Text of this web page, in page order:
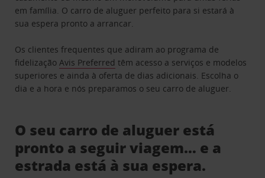
em família. O carro de aluguer perfeito para si estará à
sua espera pronto a arrancar.
Os clientes frequentes que adiram ao programa de
fidelizaçãoAvis Preferred têm acesso a serviços e modelos
superiores e ainda à oferta de dias adicionais. Escolha o
dia e a hora e nós preparamos o seu carro de aluguer.
O seu carro de aluguer está
pronto a seguir viagem… e a
estrada está à sua espera.